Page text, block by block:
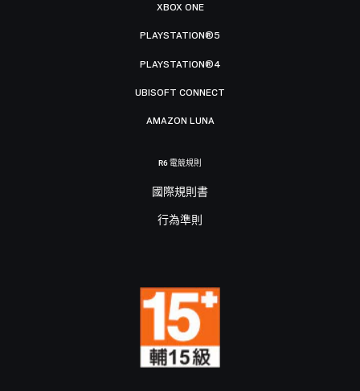
XBOX ONE
PLAYSTATION®5
PLAYSTATION®4
UBISOFT CONNECT
AMAZON LUNA
R6 電競規則
國際規則書
行為準則